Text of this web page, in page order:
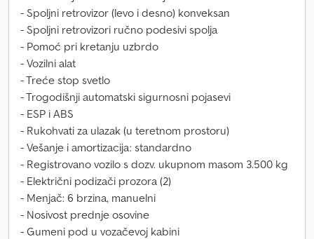
- Spoljni retrovizor (levo i desno) konveksan
- Spoljni retrovizori ručno podesivi spolja
- Pomoć pri kretanju uzbrdo
- Vozilni alat
- Treće stop svetlo
- Trogodišnji automatski sigurnosni pojasevi
- ESP i ABS
- Rukohvati za ulazak (u teretnom prostoru)
- Vešanje i amortizacija: standardno
- Registrovano vozilo s dozv. ukupnom masom 3.500 kg
- Električni podizači prozora (2)
- Menjač: 6 brzina, manuelni
- Nosivost prednje osovine
- Gumeni pod u vozačevoj kabini